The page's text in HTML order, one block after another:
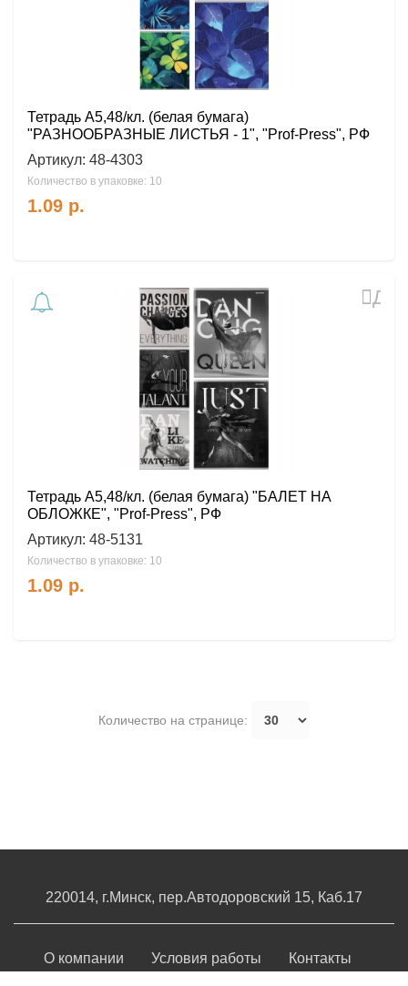
Тетрадь А5,48/кл. (белая бумага)
"РАЗНООБРАЗНЫЕ ЛИСТЬЯ - 1", "Prof-Press", РФ
Артикул: 48-4303
Количество в упаковке: 10
1.09 р.
Тетрадь А5,48/кл. (белая бумага) "БАЛЕТ НА
ОБЛОЖКЕ", "Prof-Press", РФ
Артикул: 48-5131
Количество в упаковке: 10
1.09 р.
Количество на странице:
220014, г.Минск, пер.Автодоровский 15, Каб.17
О компании Условия работы Контакты